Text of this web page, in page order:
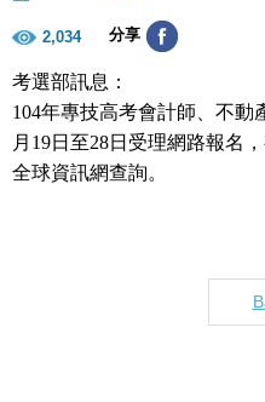
2,034 分享
考選部訊息：
104年專技高考會計師、不動
月19日至28日受理網路報名
全球資訊網查詢。